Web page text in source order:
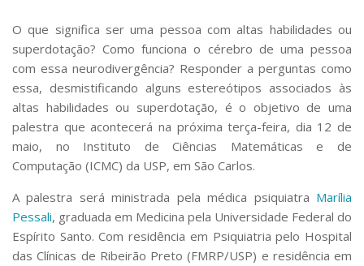
O que significa ser uma pessoa com altas habilidades ou
superdotação? Como funciona o cérebro de uma pessoa
com essa neurodivergência? Responder a perguntas como
essa, desmistificando alguns estereótipos associados às
altas habilidades ou superdotação, é o objetivo de uma
palestra que acontecerá na próxima terça-feira, dia 12 de
maio, no Instituto de Ciências Matemáticas e de
Computação (ICMC) da USP, em São Carlos.
A palestra será ministrada pela médica psiquiatra Marília
Pessali, graduada em Medicina pela Universidade Federal do
Espírito Santo. Com residência em Psiquiatria pelo Hospital
das Clínicas de Ribeirão Preto (FMRP/USP) e residência em